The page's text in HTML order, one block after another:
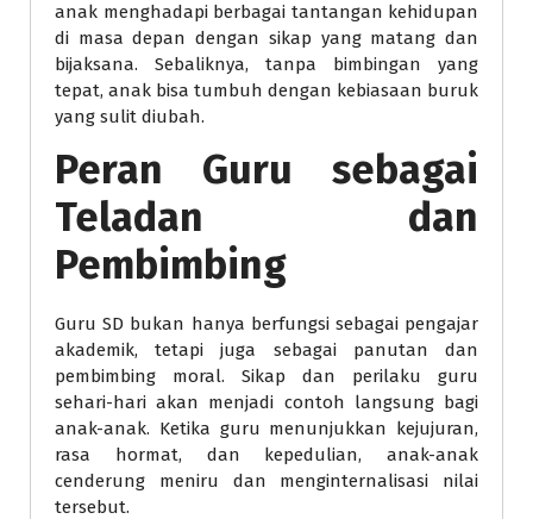
anak menghadapi berbagai tantangan kehidupan
di masa depan dengan sikap yang matang dan
bijaksana. Sebaliknya, tanpa bimbingan yang
tepat, anak bisa tumbuh dengan kebiasaan buruk
yang sulit diubah.
Peran Guru sebagai
Teladan dan
Pembimbing
Guru SD bukan hanya berfungsi sebagai pengajar
akademik, tetapi juga sebagai panutan dan
pembimbing moral. Sikap dan perilaku guru
sehari-hari akan menjadi contoh langsung bagi
anak-anak. Ketika guru menunjukkan kejujuran,
rasa hormat, dan kepedulian, anak-anak
cenderung meniru dan menginternalisasi nilai
tersebut.